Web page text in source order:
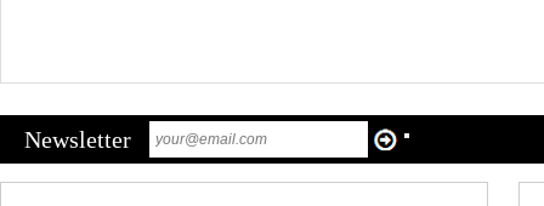
Newsletter